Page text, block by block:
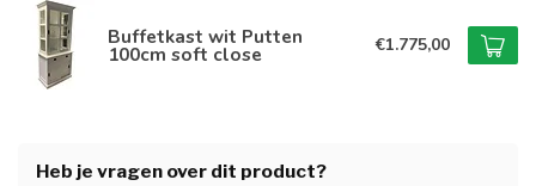
Buffetkast wit Putten
100cm soft close €1.775,00
Heb je vragen over dit product?